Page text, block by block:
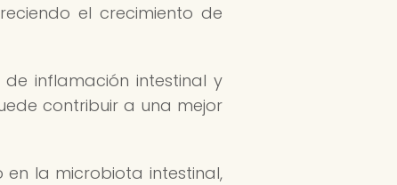
el crecimiento de
inflamación intestinal y
contribuir a una mejor
la microbiota intestinal,